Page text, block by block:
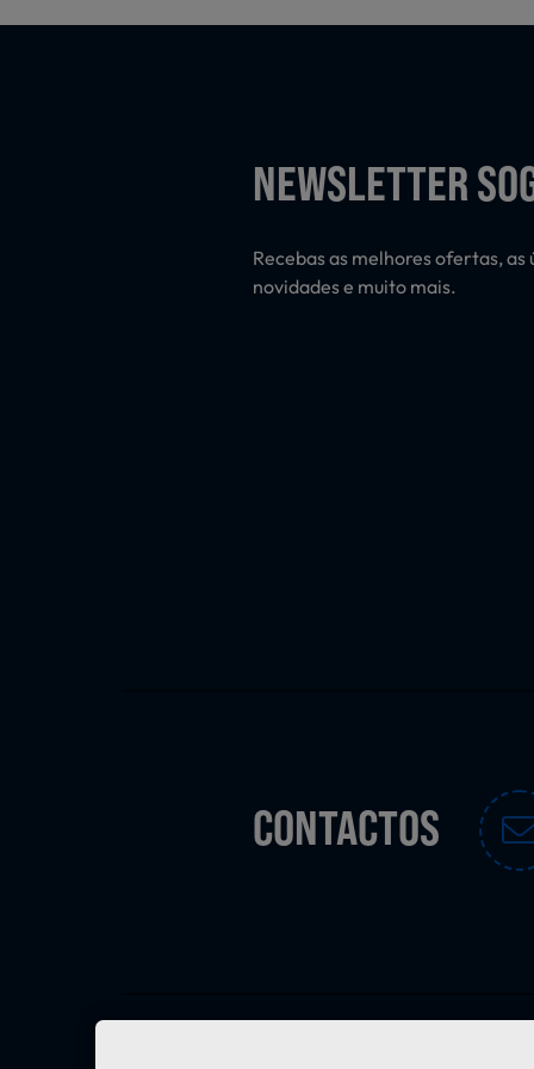
NEWSLETTER
Recebas as melhores ofertas, as
novidades e muito mais.
CONTACTOS